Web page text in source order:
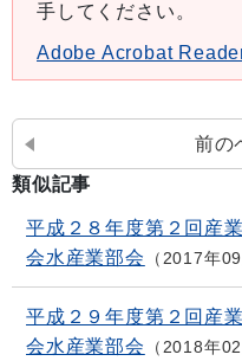
手してください。
Adobe Acrobat
前の
類似記事
平成２８年度第２回産
会水産業部会
2017年
平成２９年度第２回産
会水産業部会
2018年